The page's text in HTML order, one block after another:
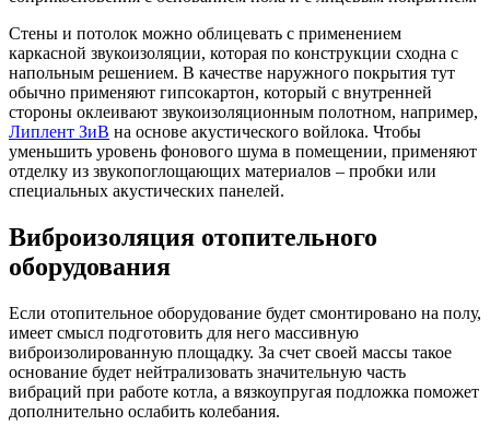
Стены и потолок можно облицевать с применением
каркасной звукоизоляции, которая по конструкции сходна с
напольным решением. В качестве наружного покрытия тут
обычно применяют гипсокартон, который с внутренней
стороны оклеивают звукоизоляционным полотном, например,
Липлент ЗиВ на основе акустического войлока. Чтобы
уменьшить уровень фонового шума в помещении, применяют
отделку из звукопоглощающих материалов – пробки или
специальных акустических панелей.
Виброизоляция отопительного
оборудования
Если отопительное оборудование будет смонтировано на полу,
имеет смысл подготовить для него массивную
виброизолированную площадку. За счет своей массы такое
основание будет нейтрализовать значительную часть
вибраций при работе котла, а вязкоупругая подложка поможет
дополнительно ослабить колебания.